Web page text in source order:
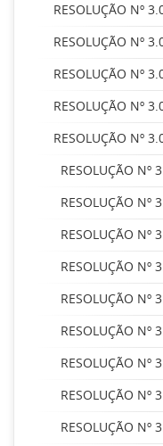
RESOLUÇÃO Nº
RESOLUÇÃO Nº
RESOLUÇÃO Nº
RESOLUÇÃO Nº
RESOLUÇÃO Nº
RESOLUÇÃO Nº
RESOLUÇÃO Nº
RESOLUÇÃO Nº
RESOLUÇÃO Nº
RESOLUÇÃO Nº
RESOLUÇÃO Nº
RESOLUÇÃO Nº
RESOLUÇÃO Nº
RESOLUÇÃO Nº